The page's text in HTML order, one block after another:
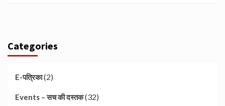
Categories
E-पत्रिका(2)
Events – सच की दस्तक(32)